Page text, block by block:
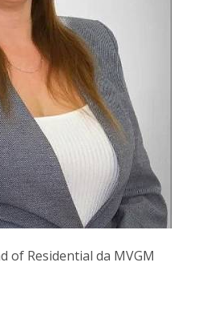
of Residential da MVGM